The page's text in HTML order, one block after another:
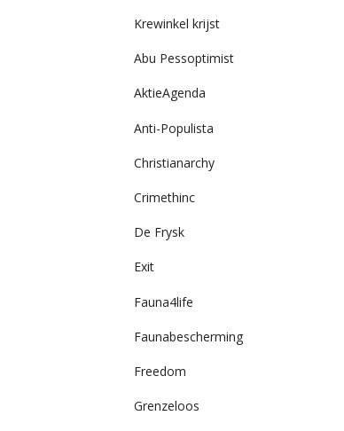
Krewinkel krijst
Abu Pessoptimist
AktieAgenda
Anti-Populista
Christianarchy
Crimethinc
De Frysk
Exit
Fauna4life
Faunabescherming
Freedom
Grenzeloos